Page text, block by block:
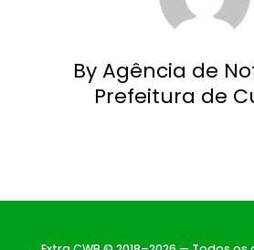
By Agência de
Prefeitura de